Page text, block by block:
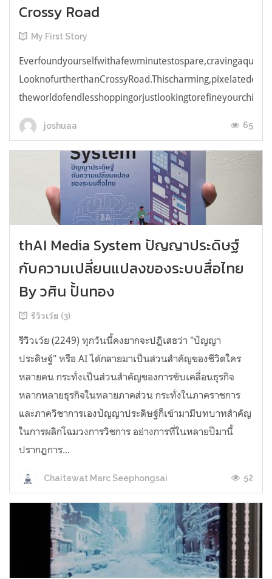
Crossy Road
My First Story
joshuaa 65
thAI Media System ปัญญาประดิษฐ์
กับความเปลี่ยนแปลงของระบบสื่อไทย
By วศิน ปั้นทอง
รีวิวเว้ย (3)
รีวิวเว้ย (2249) ทุกวันนี้คงยากจะปฏิเสธว่า "ปัญญา
ประดิษฐ์" หรือ AI ได้กลายมาเป็นส่วนสำคัญของชีวิตใคร
หลายคน กระทั่งเป็นส่วนสำคัญของการขับเคลื่อนธุรกิจ
หลากหลายธุรกิจในหลายภาคส่วน กระทั่งในภาคราชการ
และภาควิชาการเองปัญญาประดิษฐ์ก็เข้ามามีบทบาทสำคัญ
ในการผลิกโฉมวงการวิชการ อย่างการที่ในหลายปีมานี้
ปรากฏการ...
Chaitawat Marc Seephongsai 52